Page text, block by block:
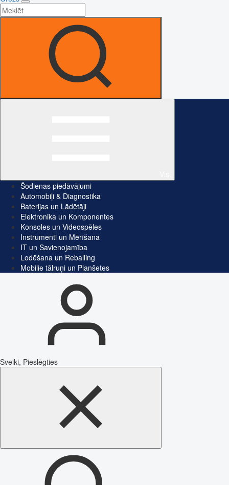
Šodienas piedāvājumi
Automobiļi & Diagnostika
Baterijas un Lādētāji
Elektronika un Komponentes
Konsoles un Videospēles
Instrumenti un Mērīšana
IT un Savienojamība
Lodēšana un Reballing
Mobilie tālruņi un Planšetes
Sveiki, Pieslēgties